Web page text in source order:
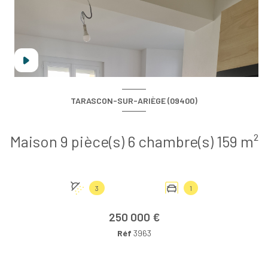
TARASCON-SUR-ARIÈGE (09400)
Maison 9 pièce(s) 6 chambre(s) 159 m²
3 1
250 000 €
Réf 3963